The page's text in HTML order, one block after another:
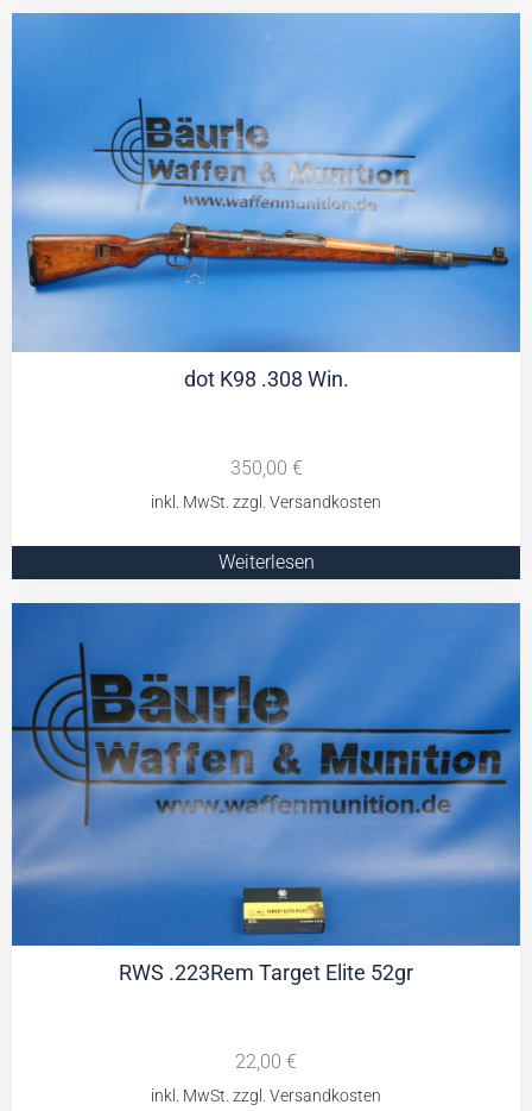
dot K98 .308 Win.
350,00 €
Weiterlesen
RWS .223Rem Target Elite 52gr
22,00 €